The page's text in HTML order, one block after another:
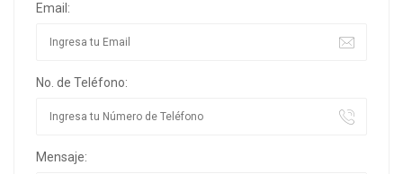
Email:
No. de Teléfono:
Mensaje: